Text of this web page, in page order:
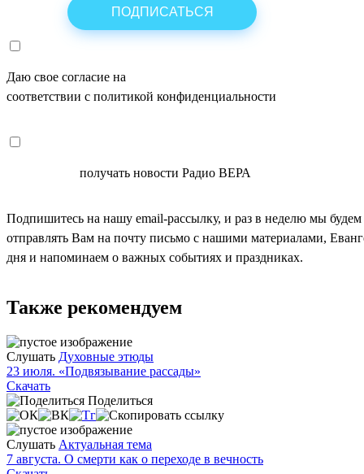
Даю свое согласие на
соответствии с политикой конфиденциальности
получать новости Радио ВЕРА
Подпишитесь на нашу email-рассылку, и раз в неделю мы будем
отправлять Вам на почту письмо с нашими материалами,
дня и напоминаем о важных событиях и праздниках.
Также рекомендуем
Слушать Духовные этюды
23 июля. «Подвязывание рассады»
Скачать
Поделиться
Слушать Актуальная тема
7 августа. О смерти как о переходе в вечность